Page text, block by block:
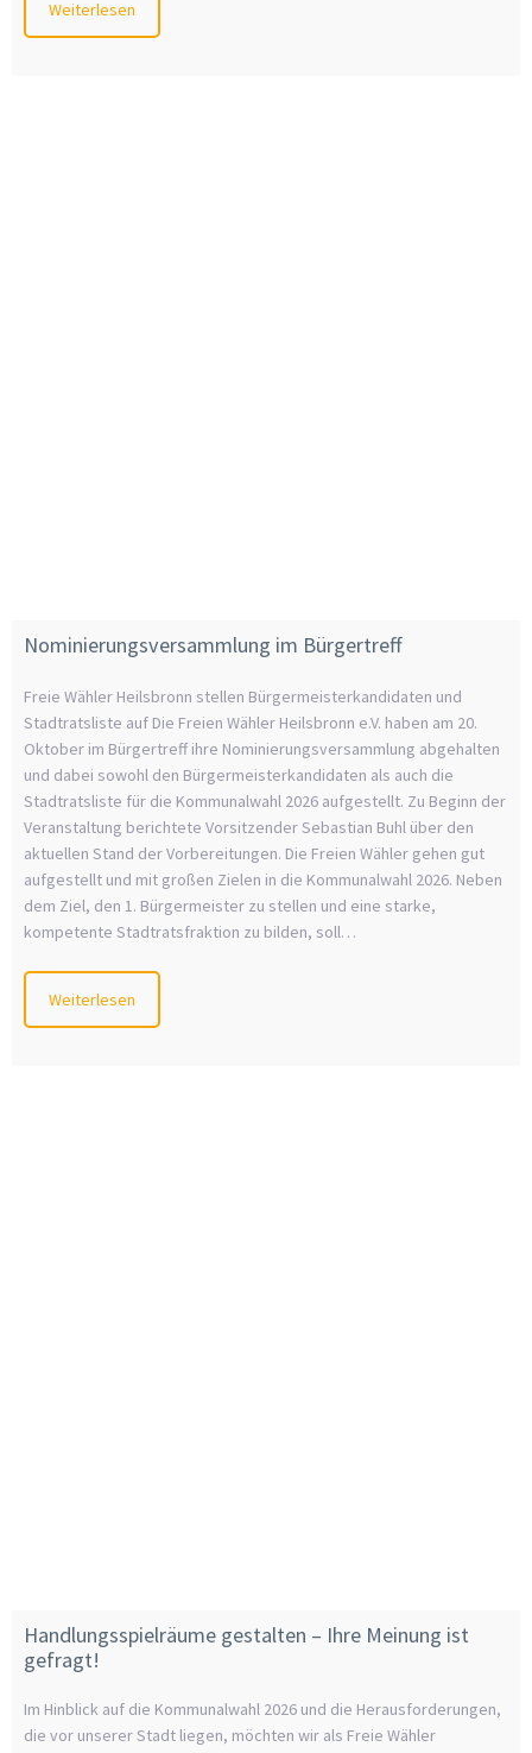
Weiterlesen
Nominierungsversammlung im Bürgertreff
Freie Wähler Heilsbronn stellen Bürgermeisterkandidaten und
Stadtratsliste auf Die Freien Wähler Heilsbronn e.V. haben am 20.
Oktober im Bürgertreff ihre Nominierungsversammlung abgehalten
und dabei sowohl den Bürgermeisterkandidaten als auch die
Stadtratsliste für die Kommunalwahl 2026 aufgestellt. Zu Beginn der
Veranstaltung berichtete Vorsitzender Sebastian Buhl über den
aktuellen Stand der Vorbereitungen. Die Freien Wähler gehen gut
aufgestellt und mit großen Zielen in die Kommunalwahl 2026. Neben
dem Ziel, den 1. Bürgermeister zu stellen und eine starke,
kompetente Stadtratsfraktion zu bilden, soll…
Weiterlesen
Handlungsspielräume gestalten – Ihre Meinung ist
gefragt!
Im Hinblick auf die Kommunalwahl 2026 und die Herausforderungen,
die vor unserer Stadt liegen, möchten wir als Freie Wähler